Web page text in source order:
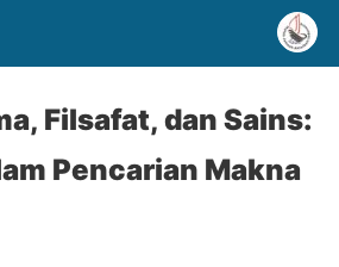
Filsafat, dan Sains:
Pencarian Makna